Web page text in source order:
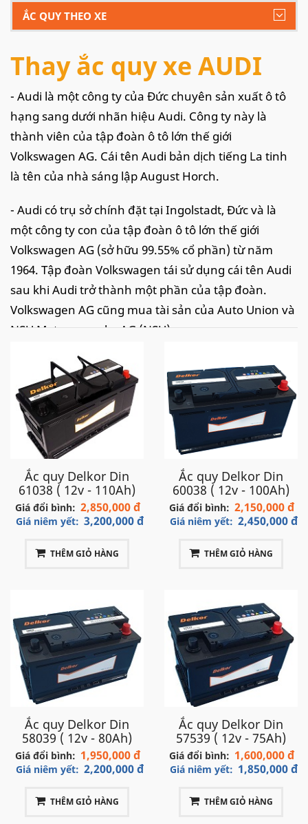
ẮC QUY THEO XE
Thay ắc quy xe AUDI
- Audi là một công ty của Đức chuyên sản xuất ô tô
hạng sang dưới nhãn hiệu Audi. Công ty này là
thành viên của tập đoàn ô tô lớn thế giới
Volkswagen AG. Cái tên Audi bản dịch tiếng La tinh
là tên của nhà sáng lập August Horch.
- Audi có trụ sở chính đặt tại Ingolstadt, Đức và là
một công ty con của tập đoàn ô tô lớn thế giới
Volkswagen AG (sở hữu 99.55% cổ phần) từ năm
1964. Tập đoàn Volkswagen tái sử dụng cái tên Audi
sau khi Audi trở thành một phần của tập đoàn.
Volkswagen AG cũng mua tài sản của Auto Union và
NSU Motorenwerke AG (NSU).
- Hiện Audi AG là một trong những hãng xe sang nổi
tiếng thế giới. Hãng cùng Wolkswagen AG sở hữu
rất nhiều những ông lớn tên tuổi trong làng công
nghiệp ô tô như Lamborghini, Porsche, Bentley,
Bugatti, Wolkswagen, Seat và hãng mô tô lừng danh
Ducati.
Đại lý ắc quy Delkor chuyên phân
phối - bán buôn - bán lẻ các dòng
sản phẩm ắc quy của thương hiệu
Delkor .
hàng toàn quốc.
Fanpage
facebook:https://www.facebook.com/
Hãy liên hệ hoặc0969 705 828
được tư vấn và lắp đặt tận nơi miễn phí tại nhà!!!
Delkor rất hân hạnh được phục vụ quý khách!
Ắc quy Delkor Din
61038 ( 12v - 110Ah)
Giá đổi bình: 2,850,000 đ
Giá niêm yết: 3,200,000 đ
THÊM GIỎ HÀNG
Ắc quy Delkor Din
60038 ( 12v - 100Ah)
Giá đổi bình: 2,150,000 đ
Giá niêm yết: 2,450,000 đ
THÊM GIỎ HÀNG
Ắc quy Delkor Din
58039 ( 12v - 80Ah)
Giá đổi bình: 1,950,000 đ
Giá niêm yết: 2,200,000 đ
THÊM GIỎ HÀNG
Ắc quy Delkor Din
57539 ( 12v - 75Ah)
Giá đổi bình: 1,600,000 đ
Giá niêm yết: 1,850,000 đ
THÊM GIỎ HÀNG